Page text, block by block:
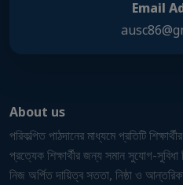
Email
About us
পরিকল্পিত পাঠদানের মাধ্যমে প্রতিটি
প্রত্যেক শিক্ষার্থীর জন্য সমান সুযোগ-সুবিধা
নিজ অর্পিত দায়িত্ব সততা, নিষ্ঠা ও